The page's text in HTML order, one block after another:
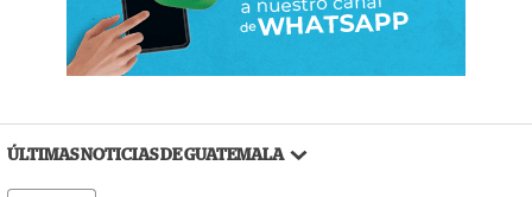
ÚLTIMAS NOTICIAS DE GUATEMALA